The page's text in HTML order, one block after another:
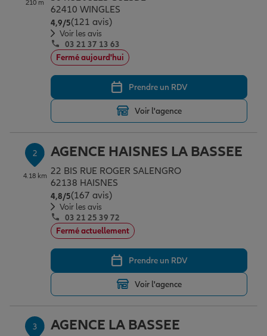
Assurance emprunteur
Prévoyance et dépendance
Assurance animal de compagnie
Protection de la famille
Protection juridique
Épargne & retraite
Plan épargne retraite
Assurance vie
Placements financiers
Investissements immobiliers
Transmission
Vos projets
Partir en vacances
Déménager
Changer de voiture
Départ à la retraite
Conseil assurance
Outre-mer
Assurance auto
Assurance habitation
Garantie des accidents de la vie
Professionnels
Allianz en France
210 m
62410 WINGLES
4,9/5Note de 4.9 sur 5
(121 avis)
Voir les avis
03 21 37 13 63
Fermé aujourd'hui
Prendre un RDV
Voir l'agence
2
4.18 km
AGENCE HAISNES LA BASSEE
22 BIS RUE ROGER SALENGRO
62138 HAISNES
4,8/5Note de 4.8 sur 5
(167 avis)
Voir les avis
03 21 25 39 72
Fermé actuellement
Prendre un RDV
Voir l'agence
3 AGENCE LA BASSEE